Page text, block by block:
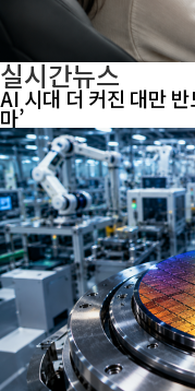
실시간뉴스
AI 시대 더 커진 대만
마’